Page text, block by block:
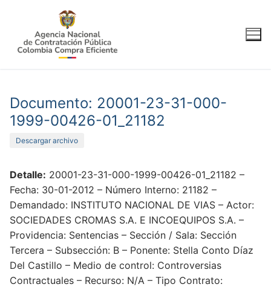
contenido
Documento: 20001-23-31-000-
1999-00426-01_21182
Descargar archivo
Detalle: 20001-23-31-000-1999-00426-01_21182 –
Fecha: 30-01-2012 – Número Interno: 21182 –
Demandado: INSTITUTO NACIONAL DE VIAS – Actor:
SOCIEDADES CROMAS S.A. E INCOEQUIPOS S.A. –
Providencia: Sentencias – Sección / Sala: Sección
Tercera – Subsección: B – Ponente: Stella Conto Díaz
Del Castillo – Medio de control: Controversias
Contractuales – Recurso: N/A – Tipo Contrato: